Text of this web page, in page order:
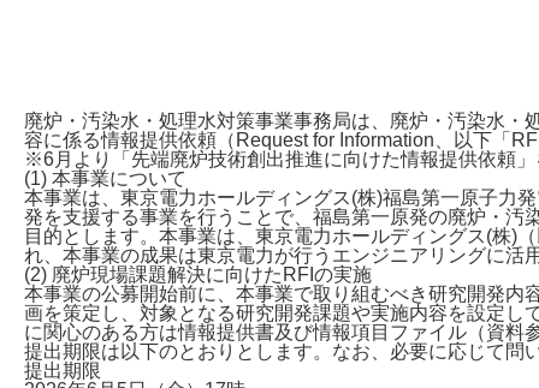
廃炉・汚染水・処理水対策事業事務局は、廃炉・汚染水
容に係る情報提供依頼（Request for Information、以下「
※6月より「先端廃炉技術創出推進に向けた情報提供依頼
(1) 本事業について
本事業は、東京電力ホールディングス(株)福島第一原子力
発を支援する事業を行うことで、福島第一原発の廃炉・
目的とします。本事業は、東京電力ホールディングス(株)
れ、本事業の成果は東京電力が行うエンジニアリングに活
(2) 廃炉現場課題解決に向けたRFIの実施
本事業の公募開始前に、本事業で取り組むべき研究開発
画を策定し、対象となる研究開発課題や実施内容を設定
に関心のある方は情報提供書及び情報項目ファイル（資料
提出期限は以下のとおりとします。なお、必要に応じて
提出期限